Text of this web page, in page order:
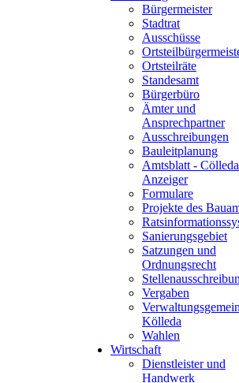
Bürgermeister
Stadtrat
Ausschüsse
Ortsteilräte
Standesamt
Bürgerbüro
Ämter und
Ansprechpartner
Ausschreibungen
Bauleitplanung
Amtsblatt -
Anzeiger
Formulare
Projekte des
Sanierungsgebiet
Satzungen und
Ordnungsrecht
Vergaben
Kölleda
Wahlen
Wirtschaft
Dienstleister und
Handwerk